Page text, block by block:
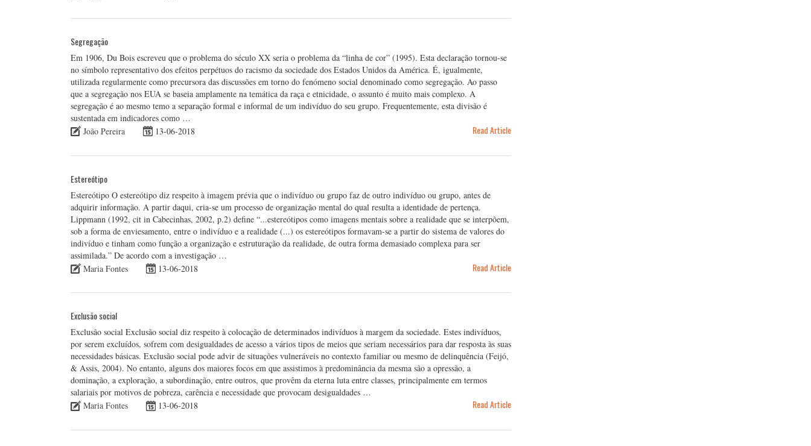
Segregação
Em 1906, Du Bois escreveu que o problema do século XX seria o problema da “linha de cor” (1995). Esta declaração tornou-se
no símbolo representativo dos efeitos perpétuos do racismo da sociedade dos Estados Unidos da América. É, igualmente,
utilizada regularmente como precursora das discussões em torno do fenómeno social denominado como segregação. Ao passo
que a segregação nos EUA se baseia amplamente na temática da raça e etnicidade, o assunto é muito mais complexo. A
segregação é ao mesmo temo a separação formal e informal de um indivíduo do seu grupo. Frequentemente, esta divisão é
sustentada em indicadores como …
João Pereira
13-06-2018 Read Article
Estereótipo
Estereótipo O estereótipo diz respeito à imagem prévia que o indivíduo ou grupo faz de outro indivíduo ou grupo, antes de
adquirir informação. A partir daqui, cria-se um processo de organização mental do qual resulta a identidade de pertença.
Lippmann (1992, cit in Cabecinhas, 2002, p.2) define “...estereótipos como imagens mentais sobre a realidade que se interpõem,
sob a forma de enviesamento, entre o indivíduo e a realidade (...) os estereótipos formavam-se a partir do sistema de valores do
indivíduo e tinham como função a organização e estruturação da realidade, de outra forma demasiado complexa para ser
assimilada.” De acordo com a investigação …
Maria Fontes
13-06-2018 Read Article
Exclusão social
Exclusão social Exclusão social diz respeito à colocação de determinados indivíduos à margem da sociedade. Estes indivíduos,
por serem excluídos, sofrem com desigualdades de acesso a vários tipos de meios que seriam necessários para dar resposta às suas
necessidades básicas. Exclusão social pode advir de situações vulneráveis no contexto familiar ou mesmo de delinquência (Feijó,
& Assis, 2004). No entanto, alguns dos maiores focos em que assistimos à predominância da mesma são a opressão, a
dominação, a exploração, a subordinação, entre outros, que provêm da eterna luta entre classes, principalmente em termos
salariais por motivos de pobreza, carência e necessidade que provocam desigualdades …
Maria Fontes
13-06-2018 Read Article